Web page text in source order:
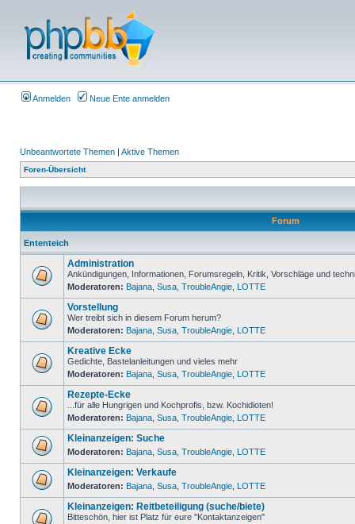
Anmelden Neue Ente anmelden
Unbeantwortete Themen | Aktive Themen
Foren-Übersicht
Forum
Ententeich
Administration
Ankündigungen, Informationen, Forumsregeln, Kritik, Vorschläge und
Moderatoren: Bajana Susa TroubleAngie LOTTE
Vorstellung
Wer treibt sich in diesem Forum herum?
Moderatoren: Bajana Susa TroubleAngie LOTTE
Kreative Ecke
Gedichte, Bastelanleitungen und vieles mehr
Moderatoren: Bajana Susa TroubleAngie LOTTE
Rezepte-Ecke
...für alle Hungrigen und Kochprofis, bzw. Kochidioten!
Moderatoren: Bajana Susa TroubleAngie LOTTE
Kleinanzeigen: Suche
Moderatoren: Bajana Susa TroubleAngie LOTTE
Kleinanzeigen: Verkaufe
Moderatoren: Bajana Susa TroubleAngie LOTTE
Kleinanzeigen: Reitbeteiligung (suche/biete)
Bitteschön, hier ist Platz für eure "Kontaktanzeigen"